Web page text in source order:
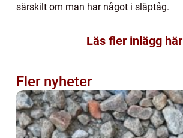
särskilt om man har något i släptåg.
Läs fler inlägg här
Fler nyheter